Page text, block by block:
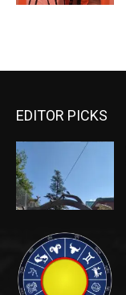
EDITOR PICKS